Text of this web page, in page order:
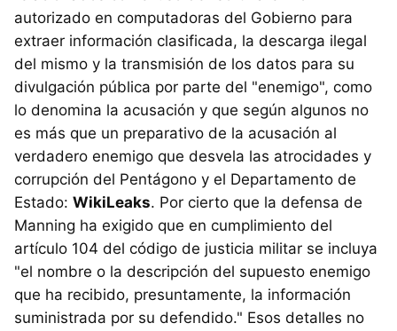
autorizado en computadoras del Gobierno para
extraer información clasificada, la descarga ilegal
del mismo y la transmisión de los datos para su
divulgación pública por parte del "enemigo", como
lo denomina la acusación y que según algunos no
es más que un preparativo de la acusación al
verdadero enemigo que desvela las atrocidades y
corrupción del Pentágono y el Departamento de
Estado: WikiLeaks. Por cierto que la defensa de
Manning ha exigido que en cumplimiento del
artículo 104 del código de justicia militar se incluya
"el nombre o la descripción del supuesto enemigo
que ha recibido, presuntamente, la información
suministrada por su defendido." Esos detalles no